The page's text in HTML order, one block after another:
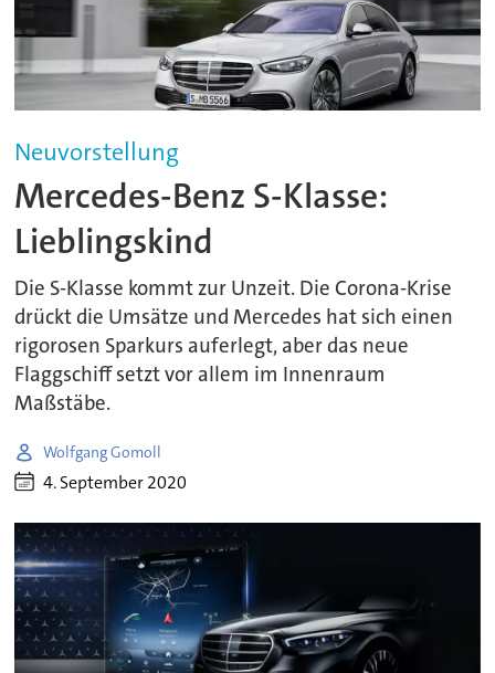
Neuvorstellung
Mercedes-Benz S-Klasse:
Lieblingskind
Die S-Klasse kommt zur Unzeit. Die Corona-Krise
drückt die Umsätze und Mercedes hat sich einen
rigorosen Sparkurs auferlegt, aber das neue
Flaggschiff setzt vor allem im Innenraum
Maßstäbe.
Wolfgang Gomoll
4. September 2020